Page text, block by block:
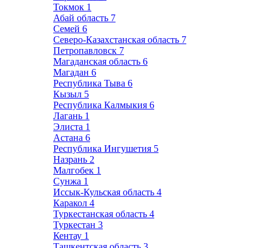
Токмок 1
Абай область 7
Семей 6
Северо-Казахстанская область 7
Петропавловск 7
Магаданская область 6
Магадан 6
Республика Тыва 6
Кызыл 5
Республика Калмыкия 6
Лагань 1
Элиста 1
Астана 6
Республика Ингушетия 5
Назрань 2
Малгобек 1
Сунжа 1
Иссык-Кульская область 4
Каракол 4
Туркестанская область 4
Туркестан 3
Кентау 1